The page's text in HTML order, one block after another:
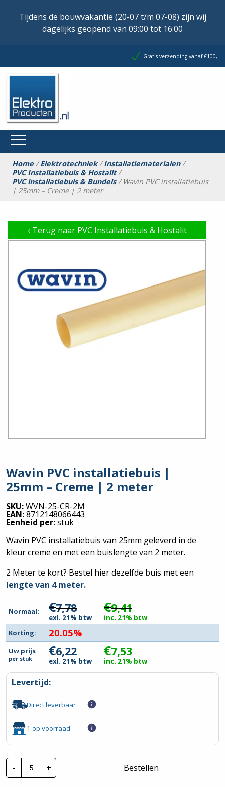
Tijdens de bouwvakantie (20-07 t/m 07-08) zijn wij
dagelijks geopend van 09:00 tot 16:00
Gratis verzending vanaf €100,-
Home/Elektrotechniek/Installatiematerialen/
PVC Installatiebuis & Hostalit/
PVC installatiebuis & Bundels/ Wavin PVC installatiebuis
| 25mm – Creme | 2 meter
‹Terug naar PVC Installatiebuis & Hostalit
Wavin PVC installatiebuis |
25mm – Creme | 2 meter
SKU:WVN-25-CR-2M
EAN:8712148066443
Eenheid per:stuk
Wavin PVC installatiebuis van 25mm geleverd in de
kleur creme en met een buislengte van 2 meter.
2 Meter te kort? Bestel hier dezelfde buis met een
lengte van 4 meter.
Normaal: €7,78
exl. 21% btw
€9,41
inc. 21% btw
Korting:
20.05%
Uw prijs
per stuk €6,22
exl. 21% btw
€7,53
inc. 21% btw
Levertijd:
Direct leverbaar
1 op voorraad
-
Wavin
PVC
installatiebuis
+ Bestellen